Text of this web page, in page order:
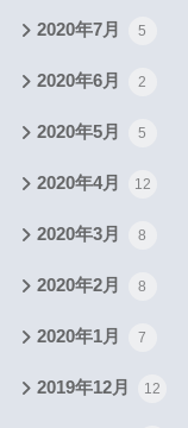
2020年7月 5
2020年6月 2
2020年5月 5
2020年4月 12
2020年3月 8
2020年2月 8
2020年1月 7
2019年12月 12